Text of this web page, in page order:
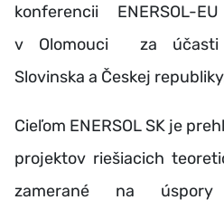
konferencii
v Olomouci za účasti
Slovinska a Českej
Cieľom ENERSOL SK je
projektov riešiacich
zamerané na úspory